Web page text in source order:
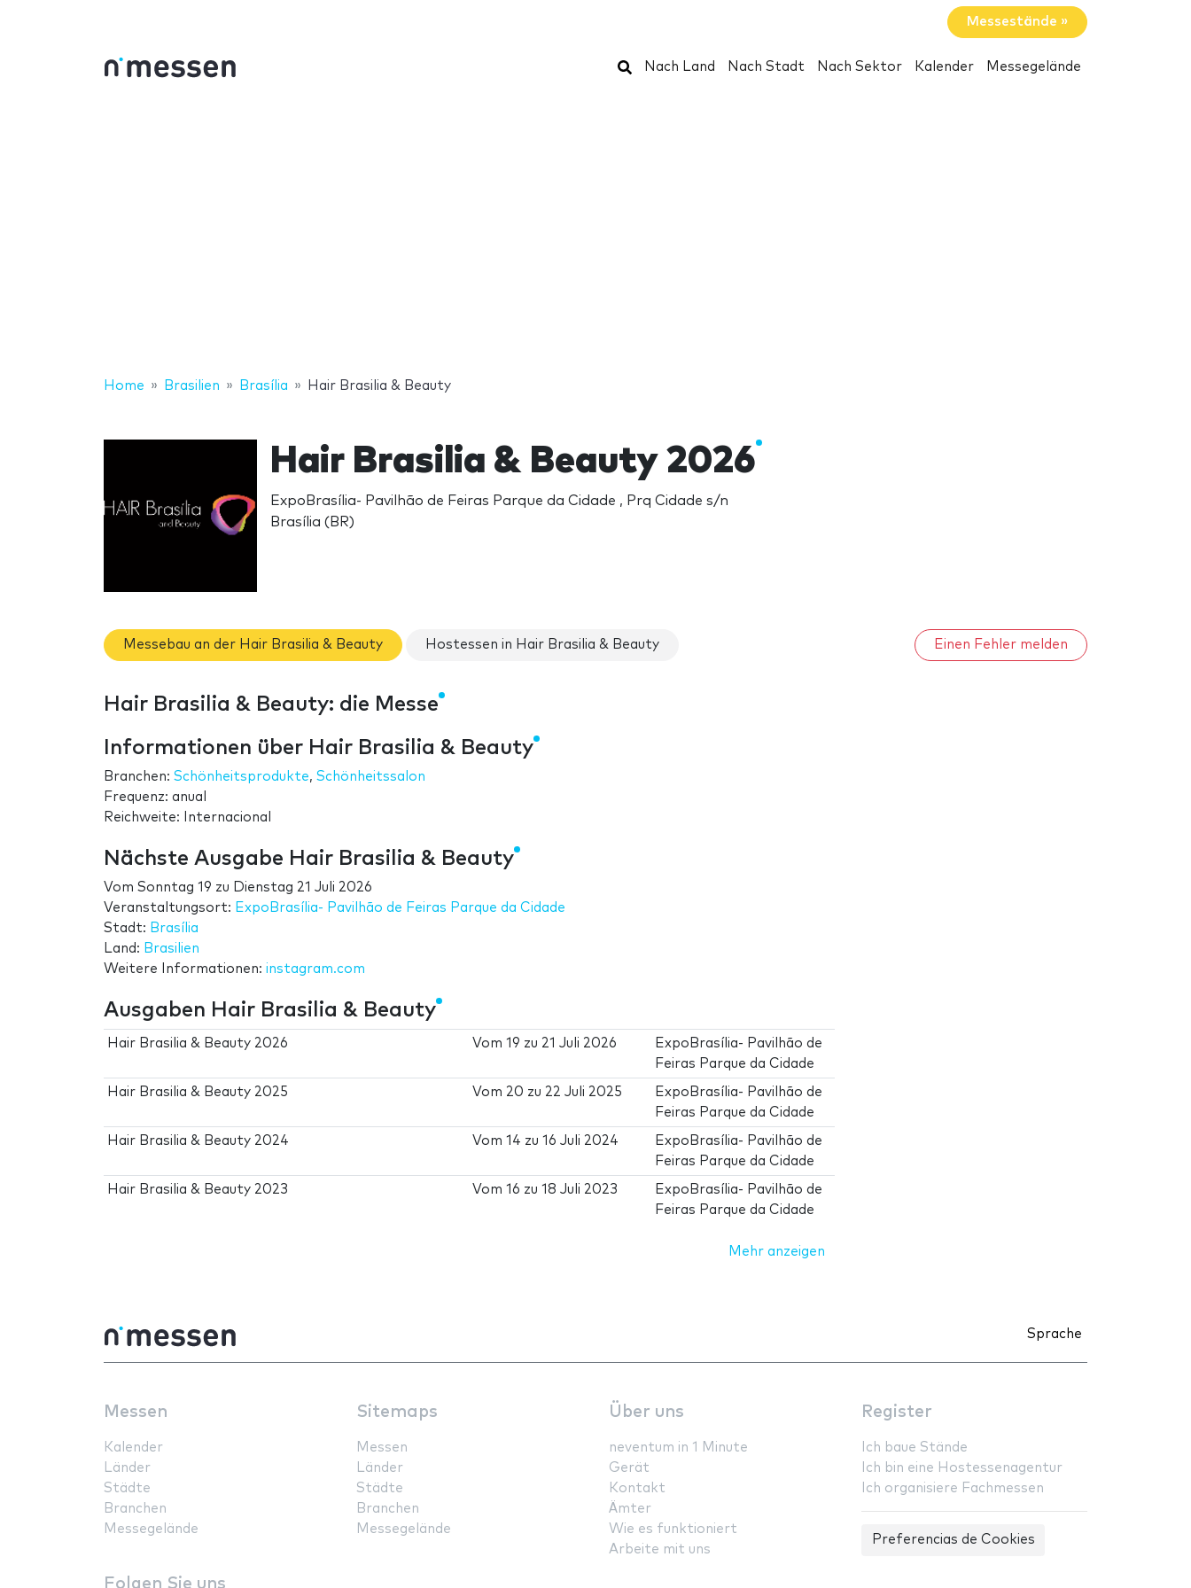
Messestände »
Suchen
Nach Land Nach Stadt Nach Sektor Kalender Messegelände
Home Brasilien Brasília Hair Brasilia & Beauty
Hair Brasilia & Beauty 2026
ExpoBrasília- Pavilhão de Feiras Parque da Cidade , Prq Cidade s/n
Brasília (BR)
Messebau an der Hair Brasilia & Beauty Hostessen in Hair Brasilia & Beauty Einen Fehler melden
Hair Brasilia & Beauty: die Messe
Informationen über Hair Brasilia & Beauty
Branchen: Schönheitsprodukte, Schönheitssalon
Frequenz: anual
Reichweite: Internacional
Nächste Ausgabe Hair Brasilia & Beauty
Vom Sonntag 19 zu Dienstag 21 Juli 2026
Veranstaltungsort: ExpoBrasília- Pavilhão de Feiras Parque da Cidade
Stadt: Brasília
Land: Brasilien
Weitere Informationen: instagram.com
Ausgaben Hair Brasilia & Beauty
Hair Brasilia & Beauty 2026 Vom19 zu 21 Juli 2026
ExpoBrasília- Pavilhão de
Feiras Parque da Cidade
Hair Brasilia & Beauty 2025 Vom 20 zu 22 Juli 2025
ExpoBrasília- Pavilhão de
Feiras Parque da Cidade
Hair Brasilia & Beauty 2024 Vom14 zu16 Juli 2024
ExpoBrasília- Pavilhão de
Feiras Parque da Cidade
Hair Brasilia & Beauty 2023 Vom16 zu18 Juli 2023
ExpoBrasília- Pavilhão de
Feiras Parque da Cidade
Mehr anzeigen
Sprache
Messen
Kalender
Länder
Städte
Branchen
Messegelände
Sitemaps
Messen
Länder
Städte
Branchen
Messegelände
Über uns
neventum in 1 Minute
Gerät
Kontakt
Ämter
Wie es funktioniert
Arbeite mit uns
Register
Ich baue Stände
Ich bin eine Hostessenagentur
Ich organisiere Fachmessen
Preferencias de Cookies
Folgen Sie uns